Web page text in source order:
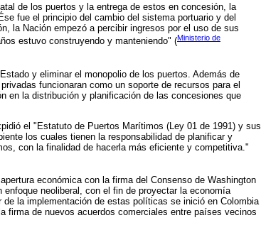
de los puertos y la entrega de estos en concesión, la
fue el principio del cambio del sistema portuario y del
la Nación empezó a percibir ingresos por el uso de sus
estuvo construyendo y manteniendo" (Ministerio de
y eliminar el monopolio de los puertos. Además de
funcionaran como un soporte de recursos para el
en la distribución y planificación de las concesiones que
el "Estatuto de Puertos Marítimos (Ley 01 de 1991) y sus
los cuales tienen la responsabilidad de planificar y
con la finalidad de hacerla más eficiente y competitiva."
económica con la firma del Consenso de Washington
neoliberal, con el fin de proyectar la economía
la implementación de estas políticas se inició en Colombia
firma de nuevos acuerdos comerciales entre países vecinos